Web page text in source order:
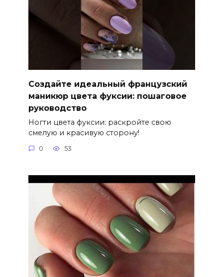
Создайте идеальный французский
маникюр цвета фуксии: пошаговое
руководство
Ногти цвета фуксии: раскройте свою
смелую и красивую сторону!
0 53